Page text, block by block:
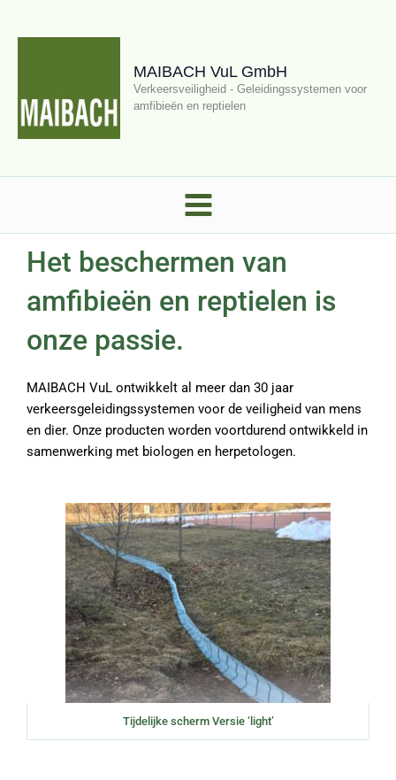
MAIBACH VuL GmbH
Verkeersveiligheid - Geleidingssystemen voor
amfibieën en reptielen
Het beschermen van
amfibieën en reptielen is
onze passie.
MAIBACH VuL ontwikkelt al meer dan 30 jaar
verkeersgeleidingssystemen voor de veiligheid van mens
en dier. Onze producten worden voortdurend ontwikkeld in
samenwerking met biologen en herpetologen.
Tijdelijke scherm Versie ‘light’